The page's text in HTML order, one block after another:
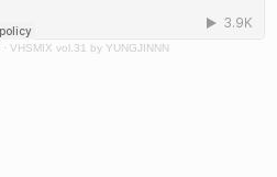
· VHSMIX vol.31 by YUNGJINNN